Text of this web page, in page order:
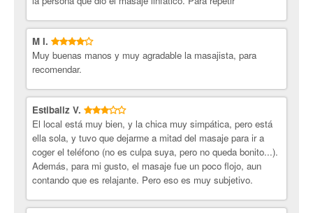
M I.
Muy buenas manos y muy agradable la masajista, para
recomendar.
Estibaliz V.
El local está muy bien, y la chica muy simpática, pero está
ella sola, y tuvo que dejarme a mitad del masaje para ir a
coger el teléfono (no es culpa suya, pero no queda bonito...).
Además, para mi gusto, el masaje fue un poco flojo, aun
contando que es relajante. Pero eso es muy subjetivo.